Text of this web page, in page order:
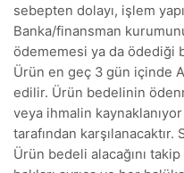
sebepten dolayı, işlem
Banka/finansman
ödememesi ya da ödediği
Ürün en geç 3 gün içinde
edilir. Ürün bedelinin
veya ihmalin kaynaklanıyor
tarafından karşılanacaktır.
Ürün bedeli alacağını